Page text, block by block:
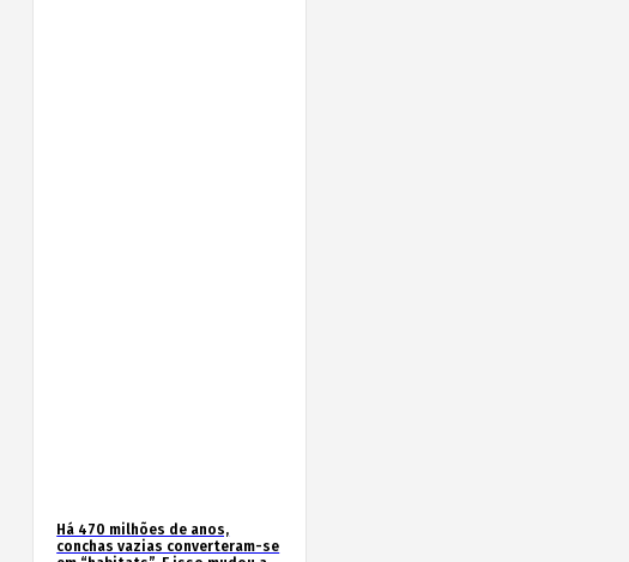
Há 470 milhões de anos,
conchas vazias converteram-se